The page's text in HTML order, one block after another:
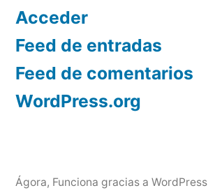
Acceder
Feed de entradas
Feed de comentarios
WordPress.org
Ágora, Funciona gracias a